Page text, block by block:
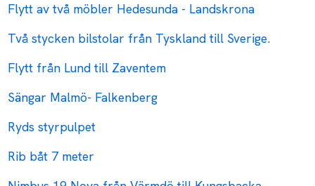
Flytt av två möbler Hedesunda - Landskrona
Två stycken bilstolar från Tyskland till Sverige.
Flytt från Lund till Zaventem
Sängar Malmö- Falkenberg
Ryds styrpulpet
Rib båt 7 meter